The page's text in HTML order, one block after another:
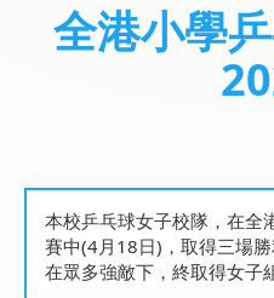
全港小學
本校乒乓球女子校隊，在全
賽中(4月18日)，取得三場
在眾多強敵下，終取得女子